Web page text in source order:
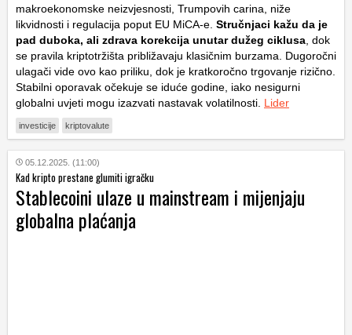
makroekonomske neizvjesnosti, Trumpovih carina, niže
likvidnosti i regulacija poput EU MiCA-e. Stručnjaci kažu da je
pad duboka, ali zdrava korekcija unutar dužeg ciklusa , dok
se pravila kriptotržišta približavaju klasičnim burzama. Dugoročni
ulagači vide ovo kao priliku, dok je kratkoročno trgovanje rizično.
Stabilni oporavak očekuje se iduće godine, iako nesigurni
globalni uvjeti mogu izazvati nastavak volatilnosti. Lider
investicije kriptovalute
05.12.2025. (11:00)
Kad kripto prestane glumiti igračku
Stablecoini ulaze u mainstream i mijenjaju
globalna plaćanja